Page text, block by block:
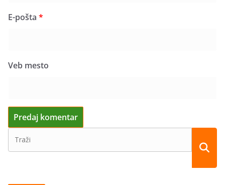
E-pošta *
Veb mesto